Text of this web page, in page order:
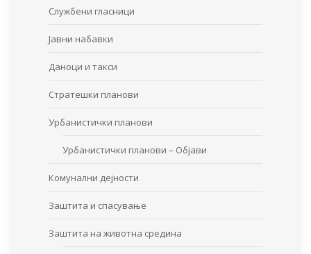
Службени гласници
Јавни набавки
Даноци и такси
Стратешки планови
Урбанистички планови
Урбанистички планови – Објави
Комунални дејности
Заштита и спасување
Заштита на животна средина